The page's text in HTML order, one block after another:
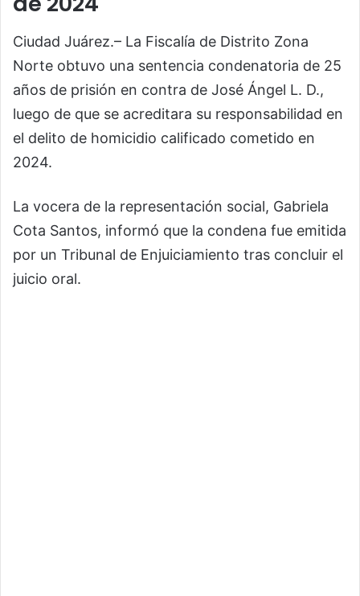
Ciudad Juárez.– La Fiscalía de Distrito Zona
Norte obtuvo una sentencia condenatoria de 25
años de prisión en contra de José Ángel L. D.,
luego de que se acreditara su responsabilidad en
el delito de homicidio calificado cometido en
2024.
La vocera de la representación social, Gabriela
Cota Santos, informó que la condena fue emitida
por un Tribunal de Enjuiciamiento tras concluir el
juicio oral.